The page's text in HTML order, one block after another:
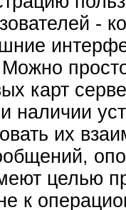
-
карт
наличии
их
целью
к